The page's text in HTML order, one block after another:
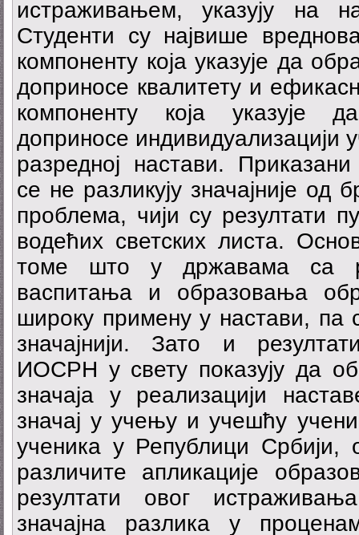
истраживањем, указују на
Студенти су највише
компоненту која указује да
доприносе квалитету и
компоненту која указује
доприносе индивидуализацији
разредној настави.
се не разликују значајније од
проблема, чији су резултати
водећих светских листа.
томе што у државама са
васпитања и образовања
широку примену у настави, па
значајнији. Зато и
ИОСРН у свету показују да
значаја у реализацији
значај у учењу и учешћу
ученика у Републици Србији,
различите апликације
резултати овог
значајна разлика у